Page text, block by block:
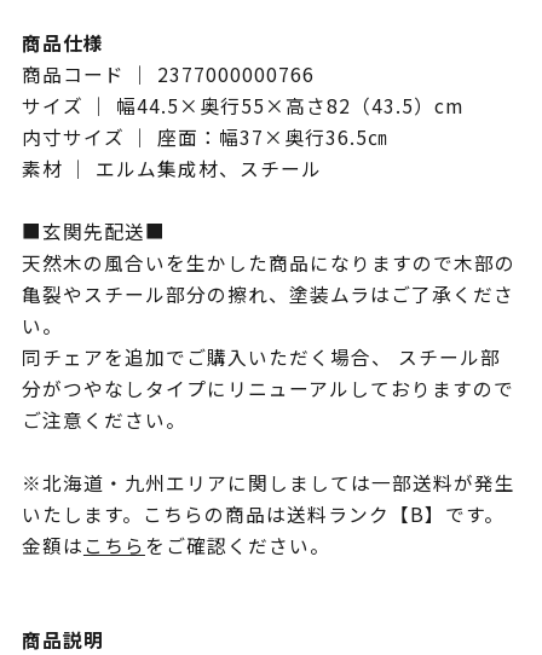
商品仕様
商品コード ｜ 2377000000766
サイズ ｜ 幅44.5×奥行55×高さ82（43.5）cm
内寸サイズ ｜ 座面：幅37×奥行36.5㎝
素材 ｜ エルム集成材、スチール
■玄関先配送■
天然木の風合いを生かした商品になりますので木部の
亀裂やスチール部分の擦れ、塗装ムラはご了承くださ
い。
同チェアを追加でご購入いただく場合、 スチール部
分がつやなしタイプにリニューアルしておりますので
ご注意ください。
※北海道・九州エリアに関しましては一部送料が発生
いたします。こちらの商品は送料ランク【B】です。
金額はこちらをご確認ください。
商品説明